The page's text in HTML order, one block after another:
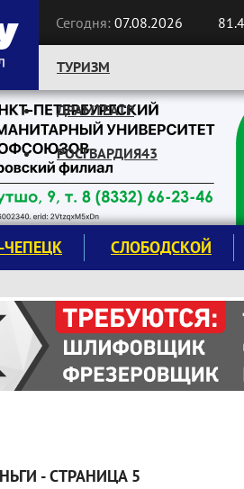
Сегодня: 07.08.2026
ТУРИЗМ
ДРАМТЕАТР
РОСГВАРДИЯ43
СЛОБОДСКОЙ
- СТРАНИЦА 5